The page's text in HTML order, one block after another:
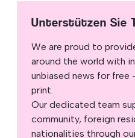
Unterstützen Sie
We are proud to
around the world with
unbiased news for free
print.
Our dedicated team
community, foreign
nationalities through